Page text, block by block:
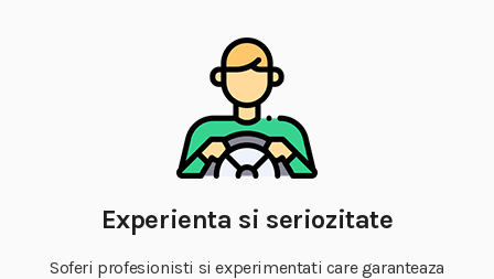
Experienta si seriozitate
Soferi profesionisti si experimentati care garanteaza